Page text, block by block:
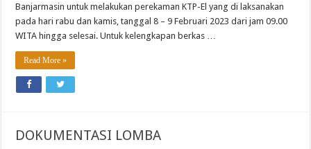
Banjarmasin untuk melakukan perekaman KTP-El yang di laksanakan
pada hari rabu dan kamis, tanggal 8 – 9 Februari 2023 dari jam 09.00
WITA hingga selesai. Untuk kelengkapan berkas …
Read More »
DOKUMENTASI LOMBA